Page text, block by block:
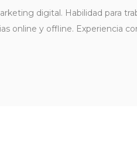
digital. Habilidad para
online y offline. Experiencia